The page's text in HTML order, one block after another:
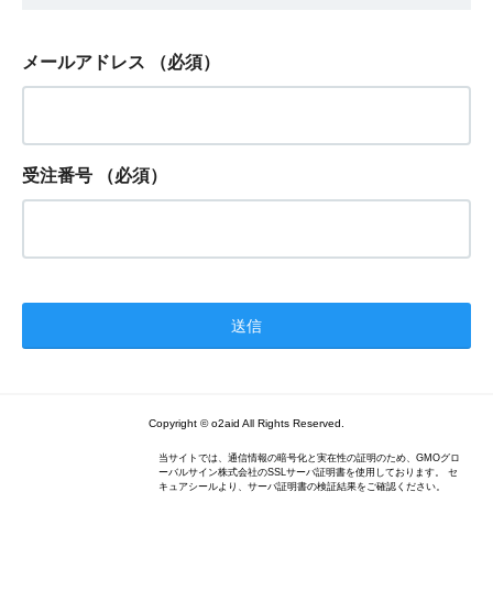
メールアドレス （必須）
受注番号 （必須）
Copyright © o2aid All Rights Reserved.
当サイトでは、通信情報の暗号化と実在性の証明のため、GMOグロ
ーバルサイン株式会社のSSLサーバ証明書を使用しております。 セ
キュアシールより、サーバ証明書の検証結果をご確認ください。